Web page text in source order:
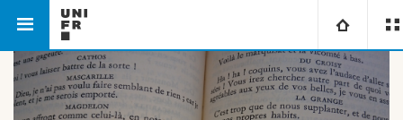
Université Bibliotheques BLL